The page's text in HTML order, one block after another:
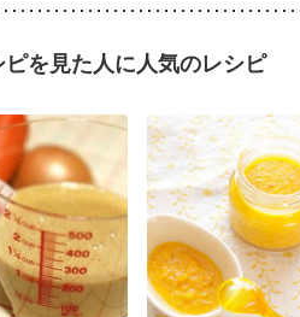
ピを見た人に人気のレシピ